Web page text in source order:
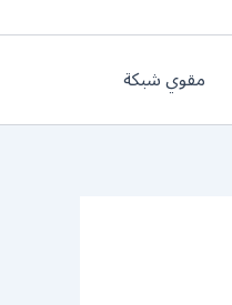
مقوي شبكة